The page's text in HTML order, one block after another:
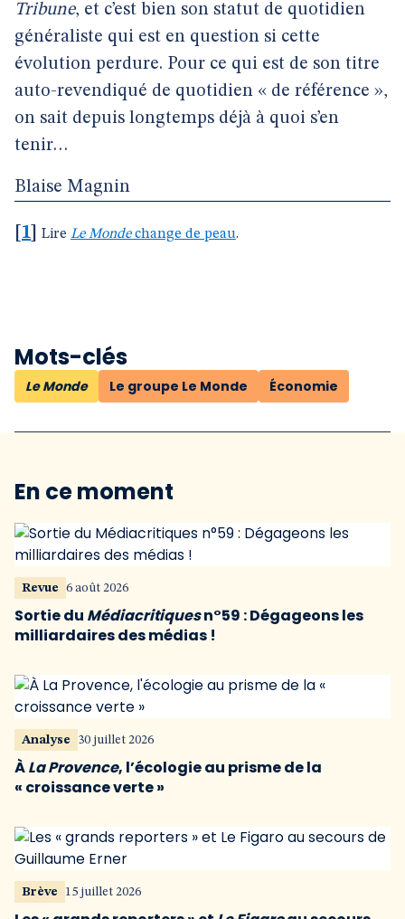
Tribune, et c’est bien son statut de quotidien
généraliste qui est en question si cette
évolution perdure. Pour ce qui est de son titre
auto-revendiqué de quotidien « de référence »,
on sait depuis longtemps déjà à quoi s’en
tenir…
Blaise Magnin
1 Lire Le Mondechange de peau.
Mots-clés
Le Monde Le groupe Le Monde Économie
En ce moment
Revue 6 août 2026
Sortie du Médiacritiquesn°59 : Dégageons les
milliardaires des médias !
Analyse 30 juillet 2026
ÀLa Provence, l’écologie au prisme de la
« croissance verte »
Brève 15 juillet 2026